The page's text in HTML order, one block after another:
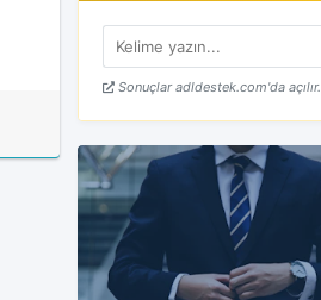
Sonuçlar adldestek.com'da açılır.